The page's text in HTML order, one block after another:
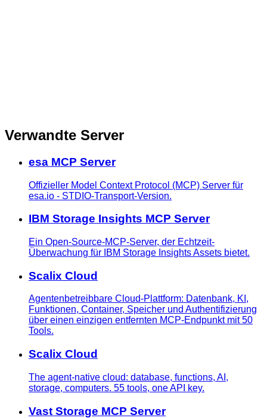
Verwandte Server
esa MCP Server
Offizieller Model Context Protocol (MCP) Server für
esa.io - STDIO-Transport-Version.
IBM Storage Insights MCP Server
Ein Open-Source-MCP-Server, der Echtzeit-
Überwachung für IBM Storage Insights Assets bietet.
Scalix Cloud
Agentenbetreibbare Cloud-Plattform: Datenbank, KI,
Funktionen, Container, Speicher und Authentifizierung
über einen einzigen entfernten MCP-Endpunkt mit 50
Tools.
Scalix Cloud
The agent-native cloud: database, functions, AI,
storage, computers. 55 tools, one API key.
Vast Storage MCP Server